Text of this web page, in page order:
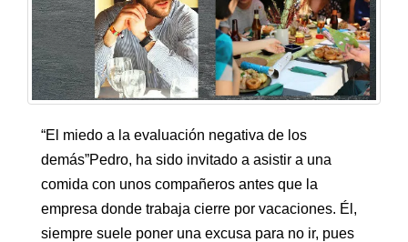
“El miedo a la evaluación negativa de los
demás”Pedro, ha sido invitado a asistir a una
comida con unos compañeros antes que la
empresa donde trabaja cierre por vacaciones. Él,
siempre suele poner una excusa para no ir, pues